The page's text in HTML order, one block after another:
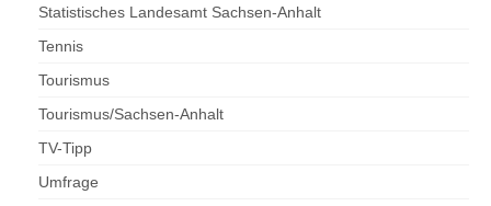
Statistisches Landesamt Sachsen-Anhalt
Tennis
Tourismus
Tourismus/Sachsen-Anhalt
TV-Tipp
Umfrage